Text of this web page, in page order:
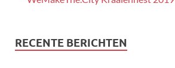
RECENTE BERICHTEN